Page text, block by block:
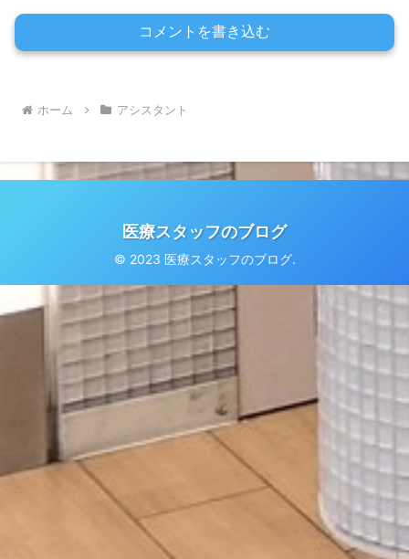
コメントを書き込む
ホーム アシスタント
医療スタッフのブログ
© 2023 医療スタッフのブログ.